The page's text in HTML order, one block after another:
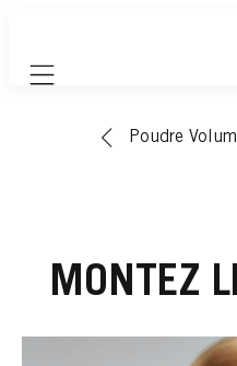
Mobile navigation
Poudre
MONTEZ